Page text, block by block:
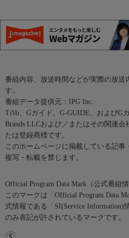
番組内容、放送時間などが実際の放送
す。
番組データ提供元：IPG Inc.
TiVo、Gガイド、G-GUIDE、およびG
Brands LLCおよび／またはその関連会
たは登録商標です。
このホームページに掲載している記
複写・転載を禁じます。
Official Program Data Mark（公式番組情
このマークは「Official Program Data
式情報である「SI(Service Information)
のみ表記が許されているマークです。